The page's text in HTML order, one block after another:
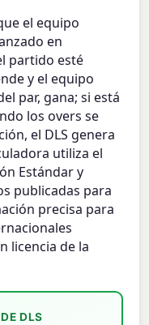
el equipo
en
partido esté
y el equipo
par, gana; si está
los overs se
el DLS genera
utiliza el
Estándar y
publicadas para
precisa para
licencia de la
DLS